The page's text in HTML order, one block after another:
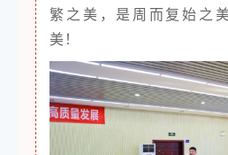
繁之美，是周而复始之
美！